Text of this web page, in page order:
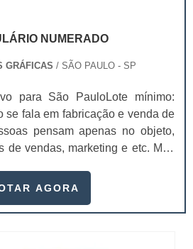
NUMERADO
GRÁFICAS / SÃO PAULO - SP
para São PauloLote mínimo:
se fala em fabricação e venda de
pensam apenas no objeto,
de vendas, marketing e etc. Mas
esses esforços podem não valer
muito abrangente, pois este item,
AGORA